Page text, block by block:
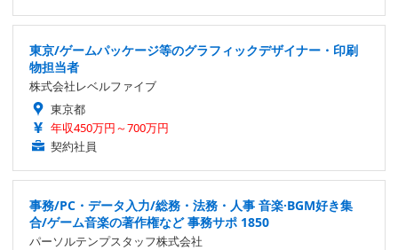
東京/ゲームパッケージ等のグラフィックデザイナー・印刷
物担当者
株式会社レベルファイブ
東京都
年収450万円～700万円
契約社員
事務/PC・データ入力/総務・法務・人事 音楽·BGM好き集
合/ゲーム音楽の著作権など 事務サポ 1850
パーソルテンプスタッフ株式会社